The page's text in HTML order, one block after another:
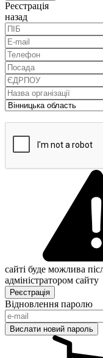
Реєстрація
назад
сайті буде можлива
адміністратором сайту
Відновлення паролю